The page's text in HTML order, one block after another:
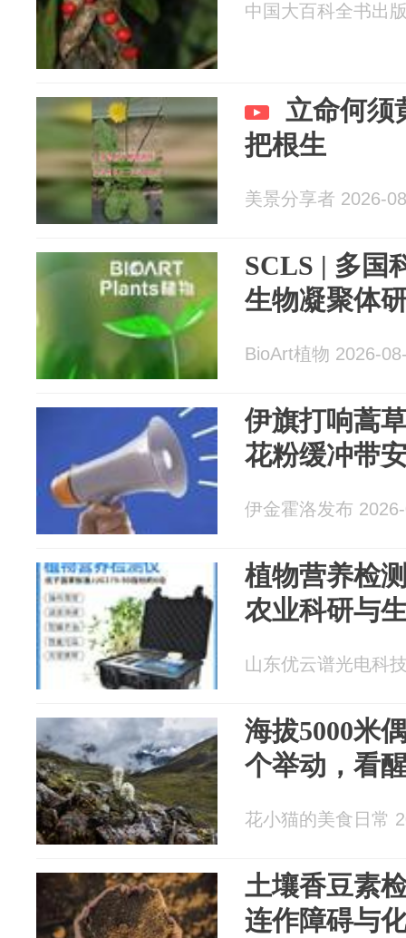
中国大百科全书出
立命何须
把根生
美景分享者 2026-
SCLS | 多国
生物凝聚体
BioArt植物 2026-
伊旗打响蒿
花粉缓冲带
伊金霍洛发布
植物营养检
农业科研与
山东优云谱光电科
海拔5000米
个举动，看
花小猫的美食日常
土壤香豆素
连作障碍与